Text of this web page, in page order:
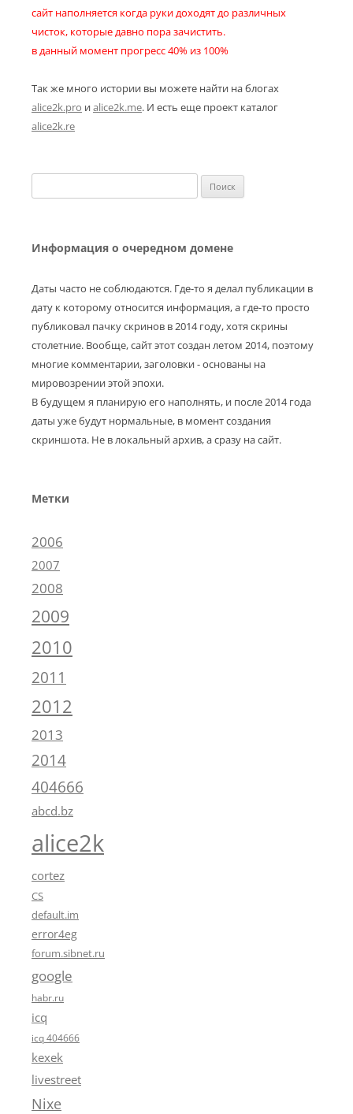
сайт наполняется когда руки доходят до различных
чисток, которые давно пора зачистить.
в данный момент прогресс 40% из 100%
Так же много истории вы можете найти на блогах
alice2k.pro иalice2k.me. И есть еще проект каталог
alice2k.re
Информация о очередном домене
Даты часто не соблюдаются. Где-то я делал публикации в
дату к которому относится информация, а где-то просто
публиковал пачку скринов в 2014 году, хотя скрины
столетние. Вообще, сайт этот создан летом 2014, поэтому
многие комментарии, заголовки - основаны на
мировозрении этой эпохи.
В будущем я планирую его наполнять, и после 2014 года
даты уже будут нормальные, в момент создания
скриншота. Не в локальный архив, а сразу на сайт.
Метки
2006
2007
2008
2009
2010
2011
2012
2013
2014
404666
abcd.bz
alice2k
cortez
CS
default.im
error4eg
forum.sibnet.ru
google
habr.ru
icq
icq 404666
kexek
livestreet
Nixe